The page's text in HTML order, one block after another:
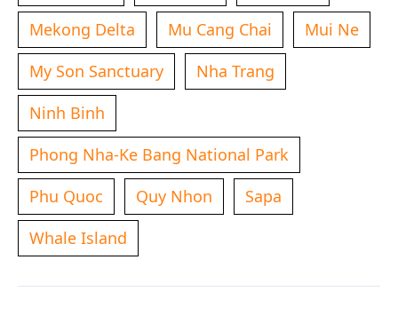
Mekong Delta Mu Cang Chai
Mui Ne
My Son Sanctuary
Nha Trang
Ninh Binh
Phong Nha-Ke Bang National Park
Phu Quoc
Quy Nhon
Sapa
Whale Island